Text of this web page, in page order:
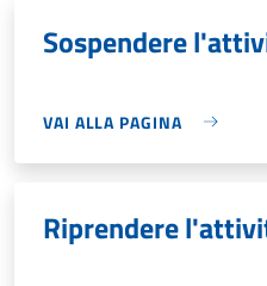
Sospendere
VAI ALLA PAGINA
Riprendere